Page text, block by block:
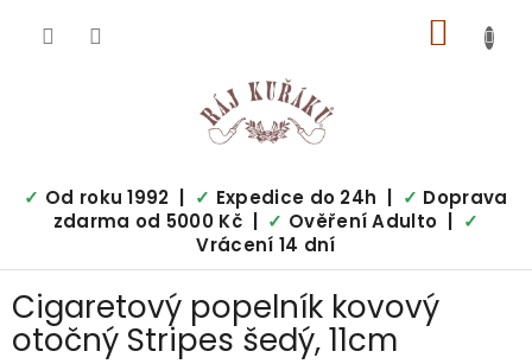
KOŠÍK
✓ Od roku 1992 | ✓ Expedice do 24h | ✓ Doprava
zdarma od 5000 Kč | ✓ Ověření Adulto |
✓
Vrácení 14 dní
Cigaretový popelník kovový
otočný Stripes šedý, 11cm